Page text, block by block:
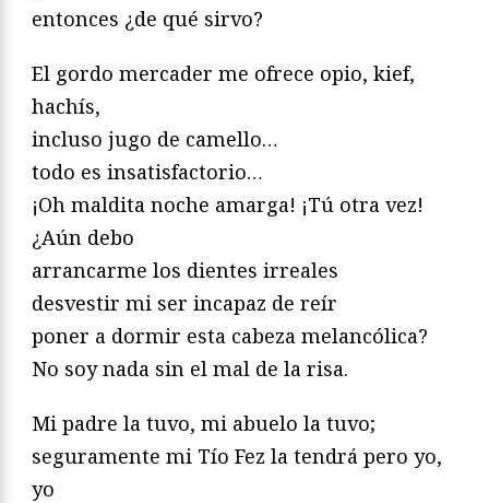
entonces ¿de qué sirvo?
El gordo mercader me ofrece opio, kief,
hachís,
incluso jugo de camello…
todo es insatisfactorio…
¡Oh maldita noche amarga! ¡Tú otra vez!
¿Aún debo
arrancarme los dientes irreales
desvestir mi ser incapaz de reír
poner a dormir esta cabeza melancólica?
No soy nada sin el mal de la risa.
Mi padre la tuvo, mi abuelo la tuvo;
seguramente mi Tío Fez la tendrá pero yo,
yo